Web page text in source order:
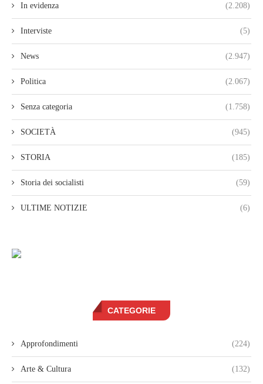
In evidenza (2.208)
Interviste (5)
News (2.947)
Politica (2.067)
Senza categoria (1.758)
SOCIETÀ (945)
STORIA (185)
Storia dei socialisti (59)
ULTIME NOTIZIE (6)
CATEGORIE
Approfondimenti (224)
Arte & Cultura (132)